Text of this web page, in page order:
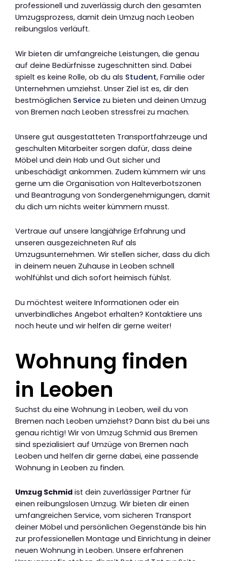
professionell und zuverlässig durch den gesamten
Umzugsprozess, damit dein Umzug nach Leoben
reibungslos verläuft.
Wir bieten dir umfangreiche Leistungen, die genau
auf deine Bedürfnisse zugeschnitten sind. Dabei
spielt es keine Rolle, ob du als Student, Familie oder
Unternehmen umziehst. Unser Ziel ist es, dir den
bestmöglichen Service zu bieten und deinen Umzug
von Bremen nach Leoben stressfrei zu machen.
Unsere gut ausgestatteten Transportfahrzeuge und
geschulten Mitarbeiter sorgen dafür, dass deine
Möbel und dein Hab und Gut sicher und
unbeschädigt ankommen. Zudem kümmern wir uns
gerne um die Organisation von Halteverbotszonen
und Beantragung von Sondergenehmigungen, damit
du dich um nichts weiter kümmern musst.
Vertraue auf unsere langjährige Erfahrung und
unseren ausgezeichneten Ruf als
Umzugsunternehmen. Wir stellen sicher, dass du dich
in deinem neuen Zuhause in Leoben schnell
wohlfühlst und dich sofort heimisch fühlst.
Du möchtest weitere Informationen oder ein
unverbindliches Angebot erhalten? Kontaktiere uns
noch heute und wir helfen dir gerne weiter!
Wohnung finden
in Leoben
Suchst du eine Wohnung in Leoben, weil du von
Bremen nach Leoben umziehst? Dann bist du bei uns
genau richtig! Wir von Umzug Schmid aus Bremen
sind spezialisiert auf Umzüge von Bremen nach
Leoben und helfen dir gerne dabei, eine passende
Wohnung in Leoben zu finden.
Umzug Schmid ist dein zuverlässiger Partner für
einen reibungslosen Umzug. Wir bieten dir einen
umfangreichen Service, vom sicheren Transport
deiner Möbel und persönlichen Gegenstände bis hin
zur professionellen Montage und Einrichtung in deiner
neuen Wohnung in Leoben. Unsere erfahrenen